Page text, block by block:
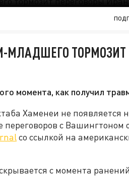
МЛАДШЕГО ТОРМОЗИТ
момента, как получил
Хаменеи не появляется
переговоров с
со ссылкой на
с момента